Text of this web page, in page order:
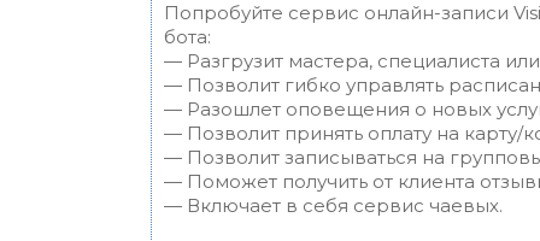
Попробуйте сервис онлайн-записи
бота:
— Разгрузит мастера, специалиста
— Позволит гибко управлять
— Разошлет оповещения о новых
— Позволит принять оплату на карту/
— Позволит записываться на
— Поможет получить от клиента
— Включает в себя сервис чаевых.